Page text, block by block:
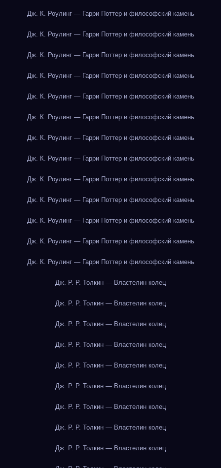
Дж. К. Роулинг — Гарри Поттер и философский камень
Дж. К. Роулинг — Гарри Поттер и философский камень
Дж. К. Роулинг — Гарри Поттер и философский камень
Дж. К. Роулинг — Гарри Поттер и философский камень
Дж. К. Роулинг — Гарри Поттер и философский камень
Дж. К. Роулинг — Гарри Поттер и философский камень
Дж. К. Роулинг — Гарри Поттер и философский камень
Дж. К. Роулинг — Гарри Поттер и философский камень
Дж. К. Роулинг — Гарри Поттер и философский камень
Дж. К. Роулинг — Гарри Поттер и философский камень
Дж. К. Роулинг — Гарри Поттер и философский камень
Дж. К. Роулинг — Гарри Поттер и философский камень
Дж. К. Роулинг — Гарри Поттер и философский камень
Дж. Р. Р. Толкин — Властелин колец
Дж. Р. Р. Толкин — Властелин колец
Дж. Р. Р. Толкин — Властелин колец
Дж. Р. Р. Толкин — Властелин колец
Дж. Р. Р. Толкин — Властелин колец
Дж. Р. Р. Толкин — Властелин колец
Дж. Р. Р. Толкин — Властелин колец
Дж. Р. Р. Толкин — Властелин колец
Дж. Р. Р. Толкин — Властелин колец